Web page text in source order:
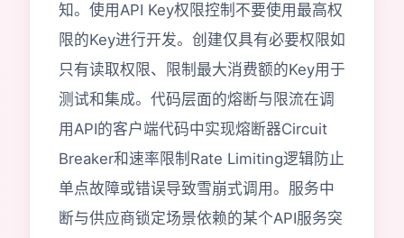
知。使用API Key权限控制不要使用最高权
限的Key进行开发。创建仅具有必要权限如
只有读取权限、限制最大消费额的Key用于
测试和集成。代码层面的熔断与限流在调
用API的客户端代码中实现熔断器Circuit
Breaker和速率限制Rate Limiting逻辑防止
单点故障或错误导致雪崩式调用。服务中
断与供应商锁定场景依赖的某个API服务突